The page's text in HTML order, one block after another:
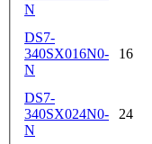
N
DS7-
340SX016N0-
N
16
DS7-
340SX024N0-
N
24